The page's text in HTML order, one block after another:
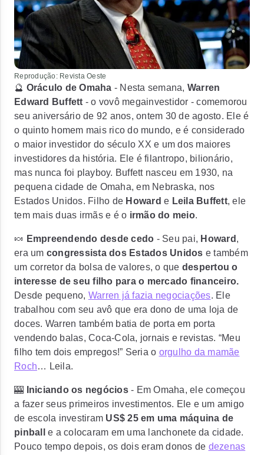
Reprodução: Revista Oeste
🔮 Oráculo de Omaha - Nesta semana, Warren
Edward Buffett - o vovô megainvestidor - comemorou
seu aniversário de 92 anos, ontem 30 de agosto. Ele é
o quinto homem mais rico do mundo, e é considerado
o maior investidor do século XX e um dos maiores
investidores da história. Ele é filantropo, bilionário,
mas nunca foi playboy. Buffett nasceu em 1930, na
pequena cidade de Omaha, em Nebraska, nos
Estados Unidos. Filho de Howard e Leila Buffett, ele
tem mais duas irmãs e é o irmão do meio.
🍬 Empreendendo desde cedo - Seu pai, Howard ,
era um congressista dos Estados Unidos e também
um corretor da bolsa de valores, o que despertou o
interesse de seu filho para o mercado financeiro.
Desde pequeno, Warren já fazia negociações. Ele
trabalhou com seu avô que era dono de uma loja de
doces. Warren também batia de porta em porta
vendendo balas, Coca-Cola, jornais e revistas. “Meu
filho tem dois empregos!” Seria o orgulho da mamãe
Roch… Leila.
🎰 Iniciando os negócios- Em Omaha, ele começou
a fazer seus primeiros investimentos. Ele e um amigo
de escola investiram US$ 25 em uma máquina de
pinball
e a colocaram em uma lanchonete da cidade.
Pouco tempo depois, os dois eram donos de dezenas